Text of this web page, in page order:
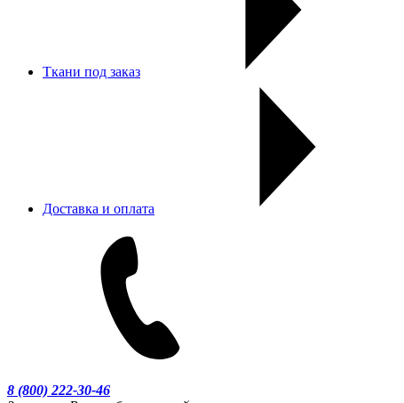
Ткани под заказ
Доставка и оплата
8 (800) 222-30-46